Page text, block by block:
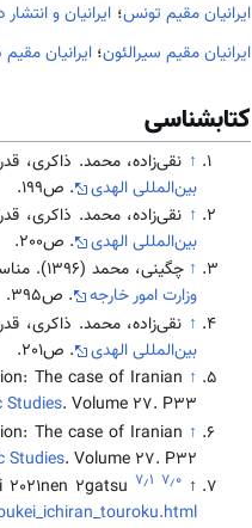
ایرانیان مقیم تونس؛ ایرانیان و
ایرانیان مقیم سیرالئون؛ ایرانیان
کتابشناسی
↑ نقی‌زاده، محمد. ذاكری، قدرت‌اله (1397). ژاپن‌شناسی در ايران؛ بررسی سير
بين‌المللی الهدی
. ص199.
↑ نقی‌زاده، محمد. ذاكری، قدرت‌اله (1397). ژاپن‌شناسی در ايران؛ بررسی سير
بين‌المللی الهدی
. ص200.
↑ چگینی، محمد (1396). مناسبات تاریخی ایران و ژاپن بر اساس اسناد آرشیوی وزارت امور خارجه. (1357-1256 ش/1979-1878 م)،
وزارت امور خارجه
. ص395.
↑ نقی‌زاده، محمد. ذاكری، قدرت‌اله (1397). ژاپن‌شناسی در ايران؛ بررسی سير
بين‌المللی الهدی
. ص201.
↑
The case of Iranian
Studies. Volume 27. P33.
↑
The case of Iranian
Studies. Volume 27. P32.
↑ ۷٫۰ ۷٫۱ 2gatsu